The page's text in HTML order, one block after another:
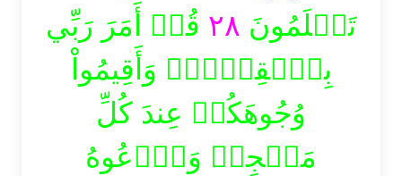
تَعۡلَمُونَ ٢٨ قُلۡ أَمَرَ رَبِّي
بِٱلۡقِسۡطِۖ وَأَقِيمُواْ
وُجُوهَكُمۡ عِندَ كُلِّ
مَسۡجِدٖ وَٱدۡعُوهُ